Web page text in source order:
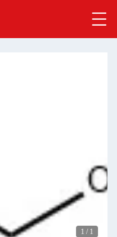
1 / 1